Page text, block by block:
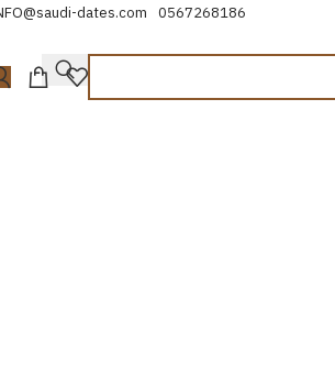
0567268186
dates.com